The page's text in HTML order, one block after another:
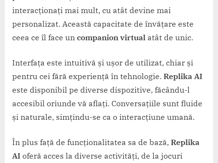
interacționați mai mult, cu atât devine mai
personalizat. Această capacitate de învățare este
ceea ce îl face un companion virtual atât de unic.
Interfața este intuitivă și ușor de utilizat, chiar și
pentru cei fără experiență în tehnologie. Replika AI
este disponibil pe diverse dispozitive, făcându-l
accesibil oriunde vă aflați. Conversațiile sunt fluide
și naturale, simțindu-se ca o interacțiune umană.
În plus față de funcționalitatea sa de bază, Replika
AI oferă acces la diverse activități, de la jocuri